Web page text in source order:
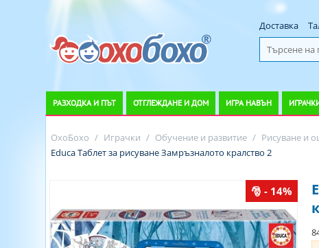
Доставка
РАЗХОДКА И ПЪТ ОТГЛЕЖДАНЕ И ДОМ ИГРА НАВЪН
ОхоБохо / Играчки / Обучение и развитие / Рисуване и
Educa Таблет за рисуване Замръзналото кралство 2
- 14%